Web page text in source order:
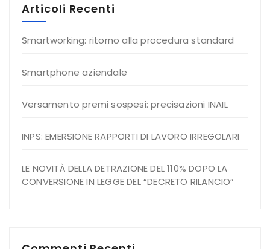
Articoli Recenti
Smartworking: ritorno alla procedura standard
Smartphone aziendale
Versamento premi sospesi: precisazioni INAIL
INPS: EMERSIONE RAPPORTI DI LAVORO IRREGOLARI
LE NOVITÀ DELLA DETRAZIONE DEL 110% DOPO LA
CONVERSIONE IN LEGGE DEL “DECRETO RILANCIO”